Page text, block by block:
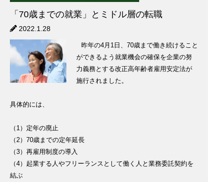
「70歳までの就業」とミドル層の転職
2022.1.28
昨年の4月1日、70歳まで働き続けること
ができるよう就業機会の確保を企業の努
力義務とする改正高年齢者雇用安定法が
施行されました。
具体的には、
（1）定年の廃止
（2）70歳までの定年延長
（3）再雇用制度の導入
（4）起業する人やフリーランスとして働く人と業務委託契約を
結ぶ